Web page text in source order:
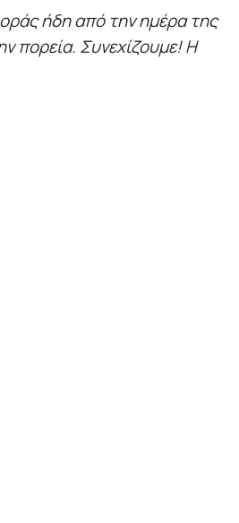
ήδη από την ημέρα της
πορεία. Συνεχίζουμε! Η